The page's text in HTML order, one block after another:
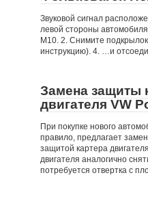
Звуковой сигнал
левой стороны
М10. 2. Снимите
инструкцию). 4. …и
Замена защиты
двигателя VW
При покупке нового
правило, предлагает
защитой картера
двигателя аналогично
потребуется отвертка с